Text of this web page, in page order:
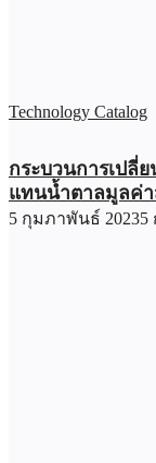
Technology Catalog
กระบวนการเปลี่
แทนน้ำตาลมูลค่
5 กุมภาพันธ์ 20235